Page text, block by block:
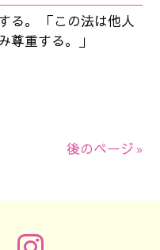
る。 「この法は他人
尊重する。」
後のページ »